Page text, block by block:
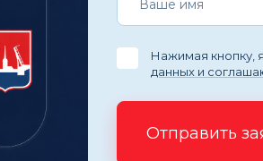
Нажимая кнопку,
данных и
Отправить